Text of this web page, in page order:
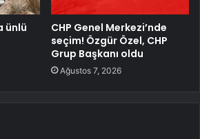
ünlü
CHP Genel Merkezi’nde
seçim! Özgür Özel, CHP
Grup Başkanı oldu
Ağustos 7, 2026